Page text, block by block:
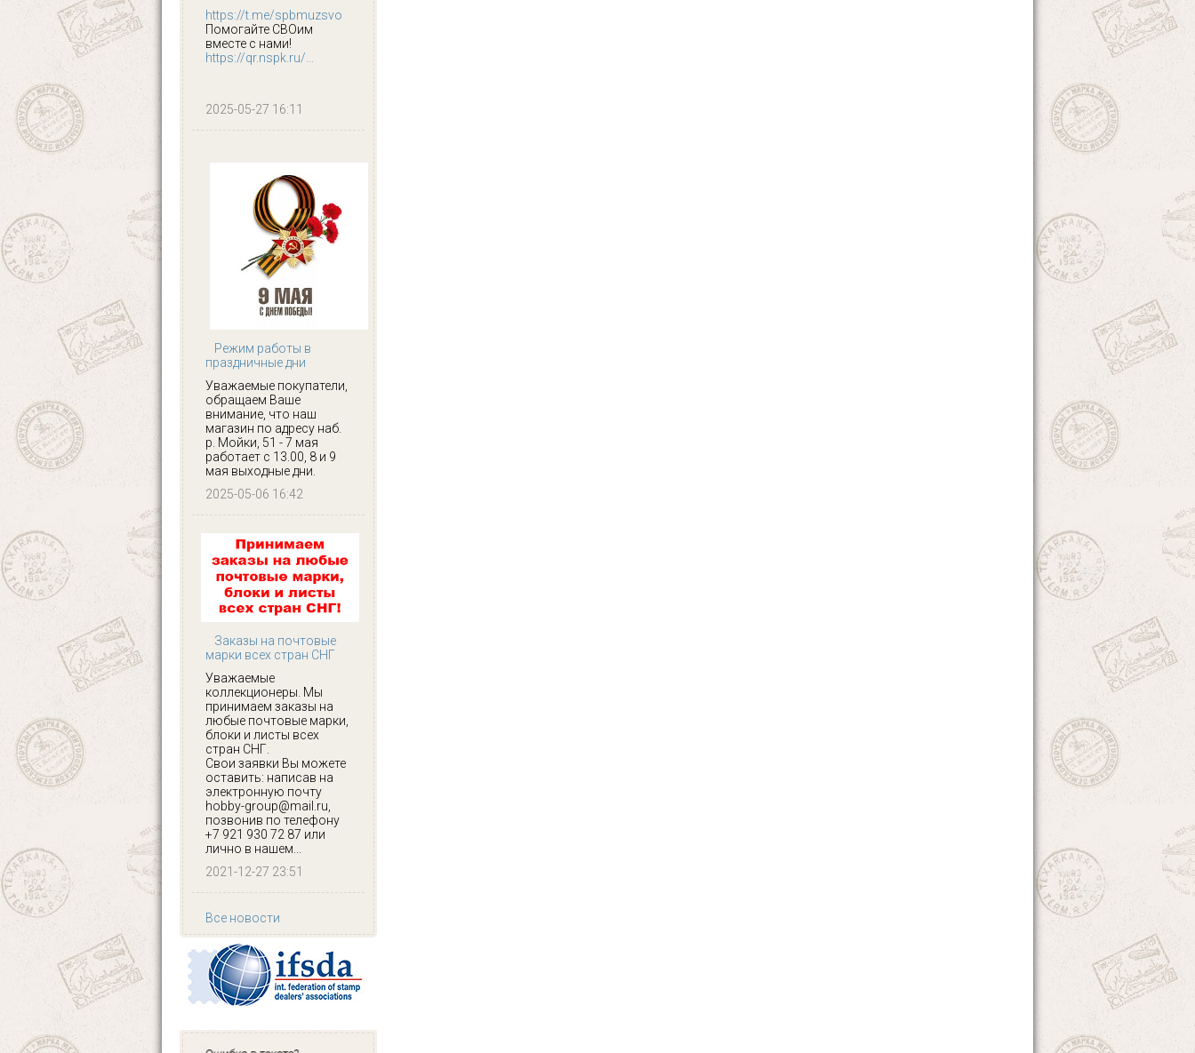
https://t.me/spbmuzsvo
Помогайте СВОим
вместе с нами!
https://qr.nspk.ru/...
2025-05-27 16:11
Режим работы в
праздничные дни
Уважаемые покупатели,
обращаем Ваше
внимание, что наш
магазин по адресу наб.
р. Мойки, 51 - 7 мая
работает с 13.00, 8 и 9
мая выходные дни.
2025-05-06 16:42
Заказы на почтовые
марки всех стран СНГ
Уважаемые
коллекционеры. Мы
принимаем заказы на
любые почтовые марки,
блоки и листы всех
стран СНГ.
Свои заявки Вы можете
оставить: написав на
электронную почту
hobby-group@mail.ru,
позвонив по телефону
+7 921 930 72 87 или
лично в нашем...
2021-12-27 23:51
Все новости